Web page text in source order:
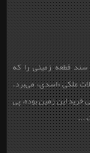
سند قطعه زمینی را که
ملکی «اسدی» می‌برد.
این زمین بوده، پی
...